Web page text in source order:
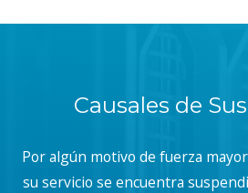
Causales de
Por algún motivo de fuerza
su servicio se encuentra